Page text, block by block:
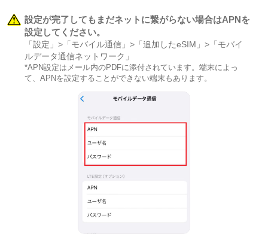
設定が完了してもまだネットに繋がらない場合はAPNを
設定してください。
「設定」>「モバイル通信」>「追加したeSIM」>「モバイ
ルデータ通信ネットワーク」
*APN設定はメール内のPDFに添付されています。端末によっ
て、APNを設定することができない端末もあります。